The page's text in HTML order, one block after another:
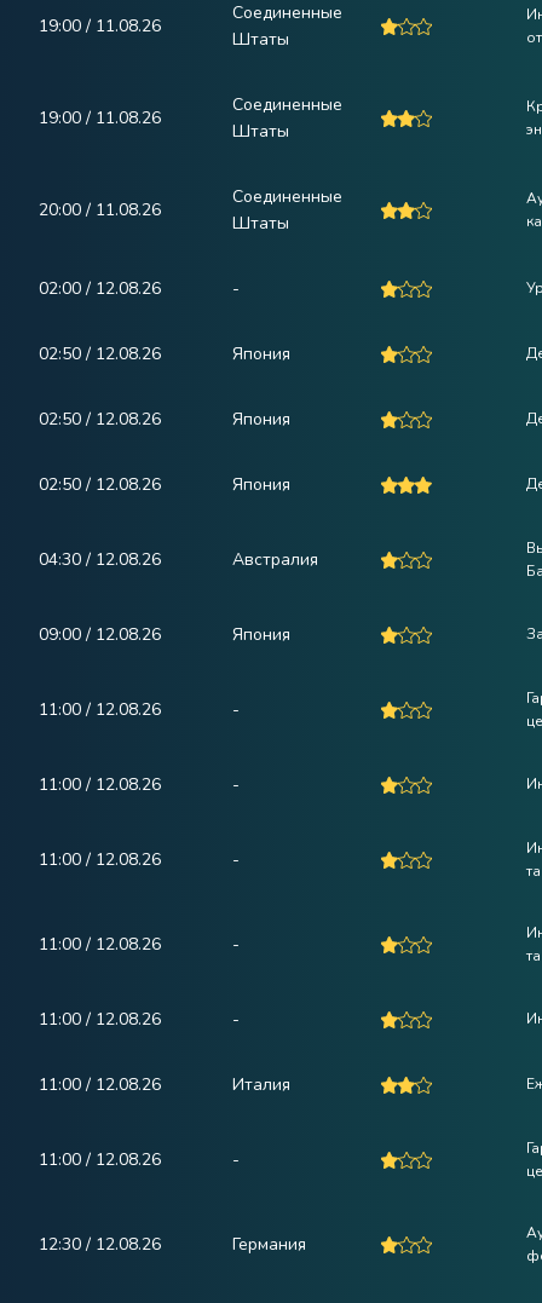
19:00 / 11.08.26
Соединенные
Штаты
19:00 / 11.08.26
Соединенные
Штаты
20:00 / 11.08.26
Соединенные
Штаты
02:00 / 12.08.26 -
02:50 / 12.08.26 Япония
02:50 / 12.08.26 Япония
02:50 / 12.08.26 Япония
04:30 / 12.08.26 Австралия
09:00 / 12.08.26 Япония
11:00 / 12.08.26 -
11:00 / 12.08.26 -
11:00 / 12.08.26 -
11:00 / 12.08.26 -
11:00 / 12.08.26 -
11:00 / 12.08.26 Италия
11:00 / 12.08.26 -
12:30 / 12.08.26 Германия